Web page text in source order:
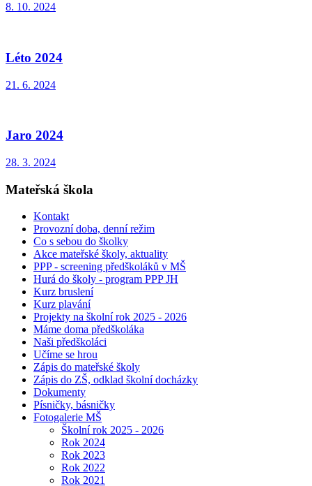
8. 10. 2024
Léto 2024
21. 6. 2024
Jaro 2024
28. 3. 2024
Mateřská škola
Kontakt
Provozní doba, denní režim
Co s sebou do školky
Akce mateřské školy, aktuality
PPP - screening předškoláků v MŠ
Hurá do školy - program PPP JH
Kurz bruslení
Kurz plavání
Projekty na školní rok 2025 - 2026
Máme doma předškoláka
Naši předškoláci
Učíme se hrou
Zápis do mateřské školy
Zápis do ZŠ, odklad školní docházky
Dokumenty
Písničky, básničky
Fotogalerie MŠ
Školní rok 2025 - 2026
Rok 2024
Rok 2023
Rok 2022
Rok 2021